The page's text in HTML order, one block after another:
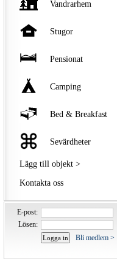
Vandrarhem
Stugor
Pensionat
Camping
Bed & Breakfast
Sevärdheter
Lägg till objekt >
Kontakta oss
E-post:
Lösen:
Bli medlem >